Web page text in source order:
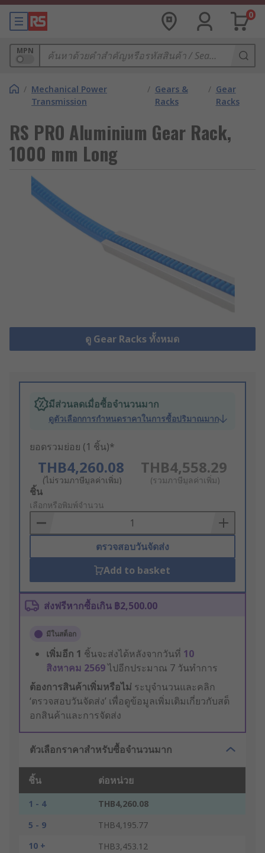
0
MPN
/ Mechanical Power
Transmission
/ Gears &
Racks
/ Gear
Racks
RS PRO Aluminium Gear Rack,
1000 mm Long
ดู Gear Racks ทั้งหมด
มีส่วนลดเมื่อซื้อจำนวนมาก
ดูตัวเลือกการกำหนดราคาในการซื้อปริมาณมาก
ยอดรวมย่อย (1 ชิ้น)*
THB4,260.08
(ไม่รวมภาษีมูลค่าเพิ่ม)
THB4,558.29
(รวมภาษีมูลค่าเพิ่ม)
Add
to
Basket
ชิ้น
เลือกหรือพิมพ์จำนวน
ตรวจสอบวันจัดส่ง
Add to basket
ส่งฟรีหากซื้อเกิน ฿2,500.00
มีในสต็อก
เพิ่มอีก 1 ชิ้นจะส่งได้หลังจากวันที่ 10
สิงหาคม 2569ไปอีกประมาณ 7 วันทำการ
ต้องการสินค้าเพิ่มหรือไม่ ระบุจำนวนและคลิก
‘ตรวจสอบวันจัดส่ง’ เพื่อดูข้อมูลเพิ่มเติมเกี่ยวกับสต็
อกสินค้าและการจัดส่ง
ตัวเลือกราคาสำหรับซื้อจำนวนมาก
ชิ้น ต่อหน่วย
1 - 4
THB4,260.08
5 - 9
THB4,195.77
10 +
THB3,453.12